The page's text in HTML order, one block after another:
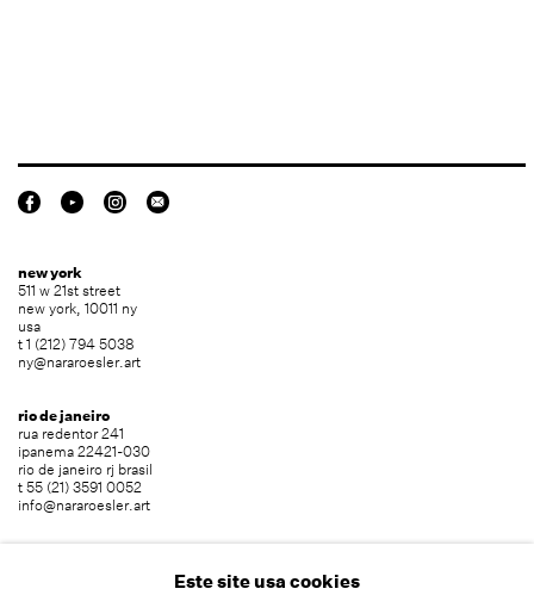
new york
511 w 21st street
new york, 10011 ny
usa
t 1 (212) 794 5038
ny@nararoesler.art
rio de janeiro
rua redentor 241
ipanema 22421-030
rio de janeiro rj brasil
t 55 (21) 3591 0052
info@nararoesler.art
Este site usa cookies